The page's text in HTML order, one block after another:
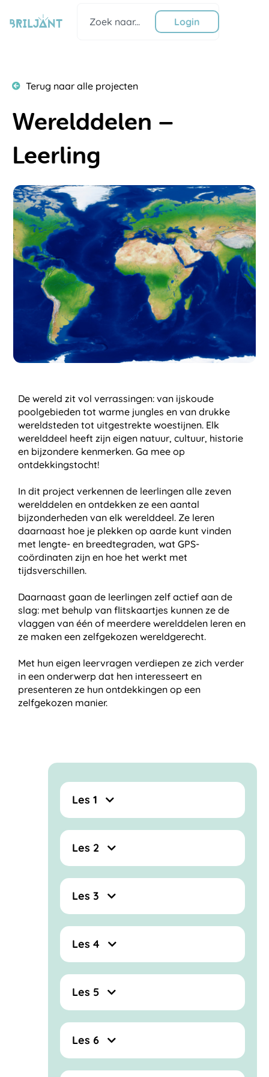
naar
de
Login
Terug naar alle projecten
Werelddelen –
Leerling
De wereld zit vol verrassingen: van ijskoude
poolgebieden tot warme jungles en van drukke
wereldsteden tot uitgestrekte woestijnen. Elk
werelddeel heeft zijn eigen natuur, cultuur, historie
en bijzondere kenmerken. Ga mee op
ontdekkingstocht!
In dit project verkennen de leerlingen alle zeven
werelddelen en ontdekken ze een aantal
bijzonderheden van elk werelddeel. Ze leren
daarnaast hoe je plekken op aarde kunt vinden
met lengte- en breedtegraden, wat GPS-
coördinaten zijn en hoe het werkt met
tijdsverschillen.
Daarnaast gaan de leerlingen zelf actief aan de
slag: met behulp van flitskaartjes kunnen ze de
vlaggen van één of meerdere werelddelen leren en
ze maken een zelfgekozen wereldgerecht.
Met hun eigen leervragen verdiepen ze zich verder
in een onderwerp dat hen interesseert en
presenteren ze hun ontdekkingen op een
zelfgekozen manier.
Les 1
Les 2
Les 3
Les 4
Les 5
Les 6